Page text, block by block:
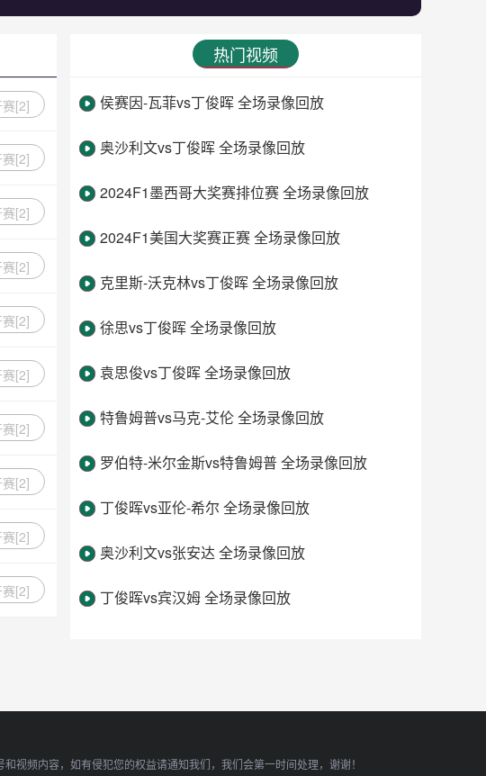
[2]
[2]
[2]
[2]
[2]
[2]
[2]
[2]
[2]
[2]
热门视频
侯赛因-瓦菲vs丁俊晖 全场录像回放
奥沙利文vs丁俊晖 全场录像回放
2024F1墨西哥大奖赛排位赛 全场录像回放
2024F1美国大奖赛正赛 全场录像回放
克里斯-沃克林vs丁俊晖 全场录像回放
徐思vs丁俊晖 全场录像回放
袁思俊vs丁俊晖 全场录像回放
特鲁姆普vs马克-艾伦 全场录像回放
罗伯特-米尔金斯vs特鲁姆普 全场录像回放
丁俊晖vs亚伦-希尔 全场录像回放
奥沙利文vs张安达 全场录像回放
丁俊晖vs宾汉姆 全场录像回放
视频内容，如有侵犯您的权益请通知我们，我们会第一时间处理，谢谢！